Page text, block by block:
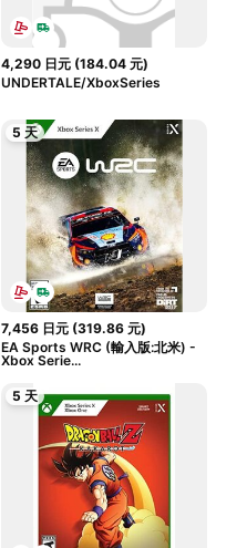
4,290 日元 (184.04 元)
UNDERTALE/XboxSeries
5 天
7,456 日元 (319.86 元)
EA Sports WRC (輸入版:北米) -
Xbox Serie...
5 天